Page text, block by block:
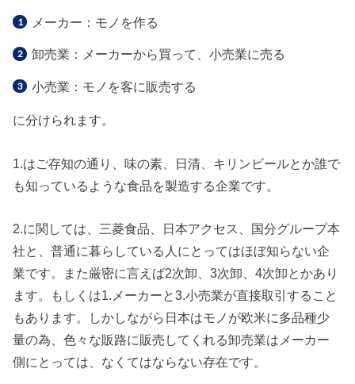
メーカー：モノを作る
卸売業：メーカーから買って、小売業に売る
小売業：モノを客に販売する
に分けられます。
1.はご存知の通り、味の素、日清、キリンビールとか誰で
も知っているような食品を製造する企業です。
2.に関しては、三菱食品、日本アクセス、国分グループ本
社と、普通に暮らしている人にとってはほぼ知らない企
業です。また厳密に言えば2次卸、3次卸、4次卸とかあり
ます。もしくは1.メーカーと3.小売業が直接取引すること
もあります。しかしながら日本はモノが欧米に多品種少
量の為、色々な販路に販売してくれる卸売業はメーカー
側にとっては、なくてはならない存在です。